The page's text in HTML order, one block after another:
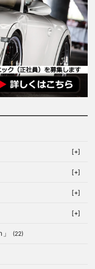
[+]
[+]
[+]
[+]
(22)